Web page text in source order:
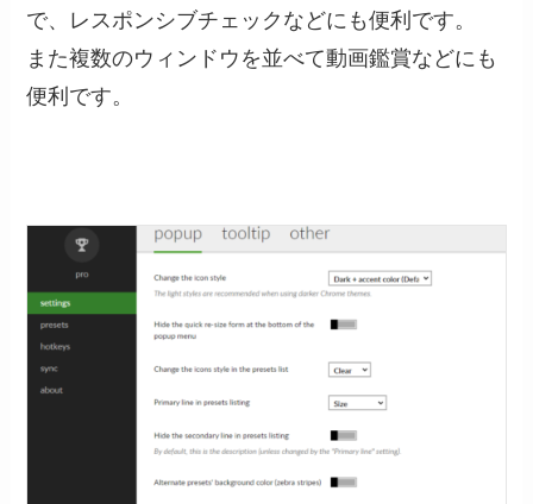
で、レスポンシブチェックなどにも便利です。
また複数のウィンドウを並べて動画鑑賞などにも
便利です。